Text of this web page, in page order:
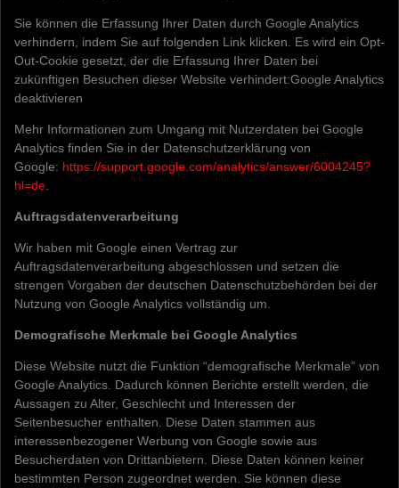
Sie können die Erfassung Ihrer Daten durch Google Analytics
verhindern, indem Sie auf folgenden Link klicken. Es wird ein Opt-
Out-Cookie gesetzt, der die Erfassung Ihrer Daten bei
zukünftigen Besuchen dieser Website verhindert:Google Analytics
deaktivieren
Mehr Informationen zum Umgang mit Nutzerdaten bei Google
Analytics finden Sie in der Datenschutzerklärung von
Google: https://support.google.com/analytics/answer/6004245?
hl=de
Auftragsdatenverarbeitung
Wir haben mit Google einen Vertrag zur
Auftragsdatenverarbeitung abgeschlossen und setzen die
strengen Vorgaben der deutschen Datenschutzbehörden bei der
Nutzung von Google Analytics vollständig um.
Demografische Merkmale bei Google Analytics
Diese Website nutzt die Funktion “demografische Merkmale” von
Google Analytics. Dadurch können Berichte erstellt werden, die
Aussagen zu Alter, Geschlecht und Interessen der
Seitenbesucher enthalten. Diese Daten stammen aus
interessenbezogener Werbung von Google sowie aus
Besucherdaten von Drittanbietern. Diese Daten können keiner
bestimmten Person zugeordnet werden. Sie können diese